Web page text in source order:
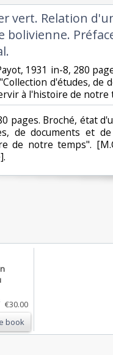
vert. Relation
bolivienne.
1931 in-8, 280
d'études, de
à l'histoire de notre
pages. Broché, état
de documents et
de notre temps".
€30.00
book